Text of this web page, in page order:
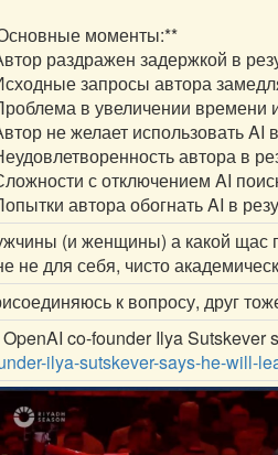
моменты:**
раздражен задержкой в
запросы автора
в увеличении времени
не желает использовать AI
автора в
с отключением AI
автора обогнать AI в
(и женщины) а какой щас
не для себя, чисто
к вопросу, друг
co-founder Ilya Sutskever
ilya-sutskever-says-he-will-